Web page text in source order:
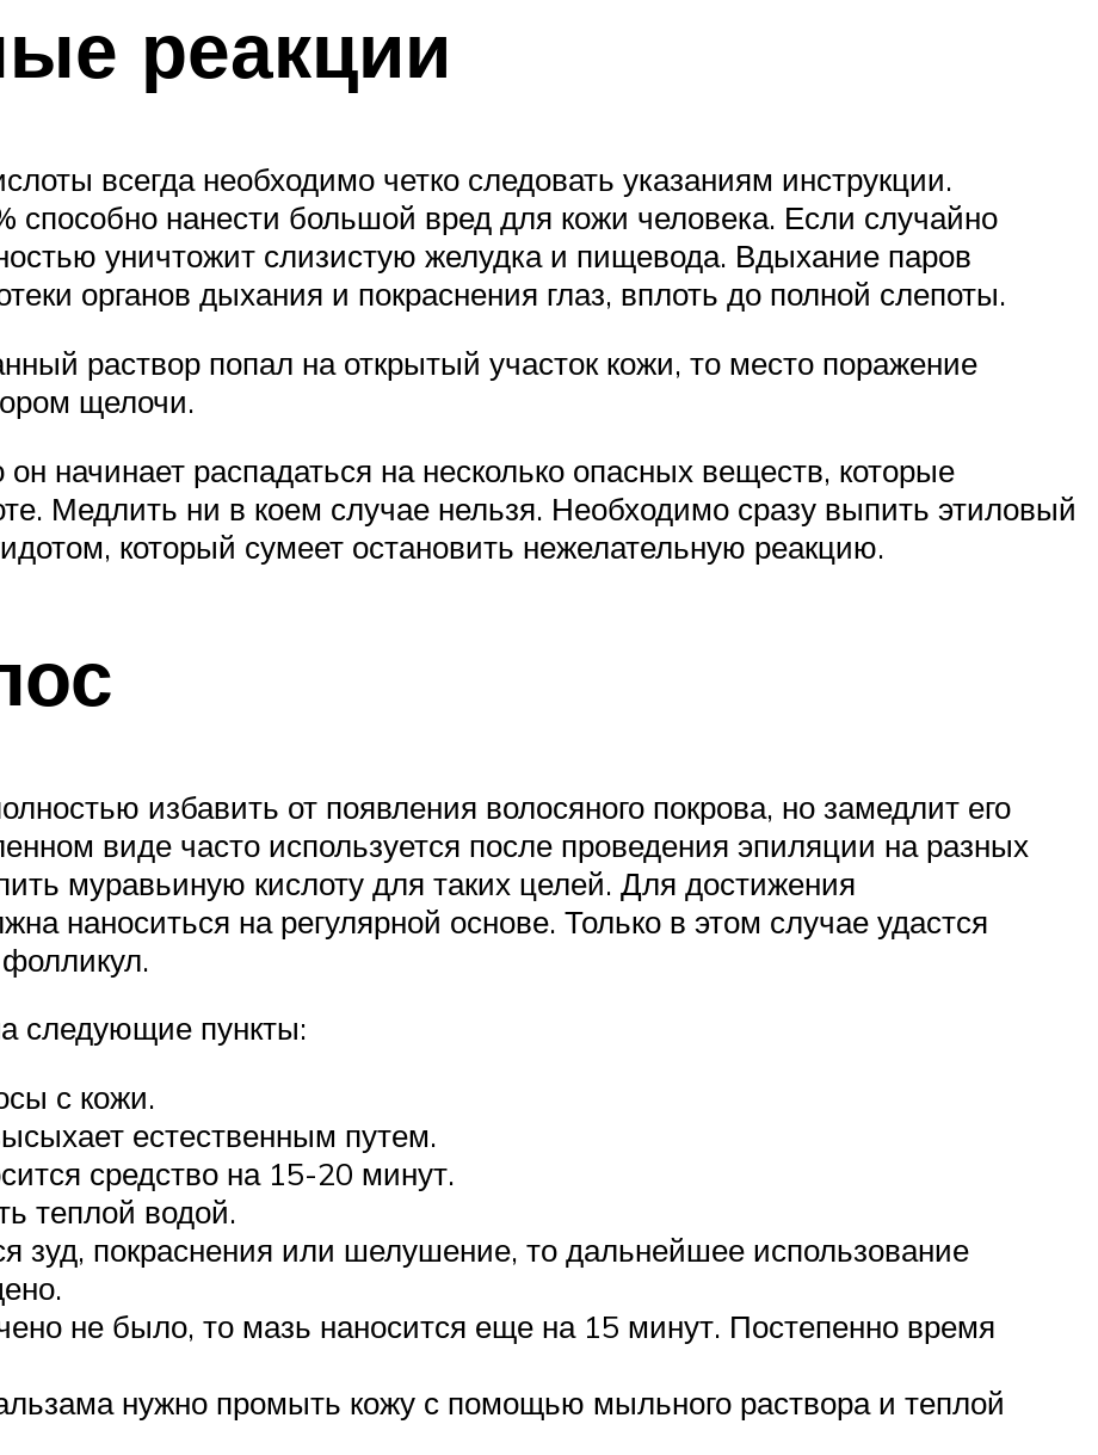
реакции
всегда необходимо четко следовать указаниям инструкции.
способно нанести большой вред для кожи человека. Если случайно
уничтожит слизистую желудка и пищевода. Вдыхание паров
органов дыхания и покраснения глаз, вплоть до полной слепоты.
раствор попал на открытый участок кожи, то место поражение
щелочи.
начинает распадаться на несколько опасных веществ, которые
Медлить ни в коем случае нельзя. Необходимо сразу выпить этиловый
который сумеет остановить нежелательную реакцию.
избавить от появления волосяного покрова, но замедлит его
виде часто используется после проведения эпиляции на разных
муравьиную кислоту для таких целей. Для достижения
наноситься на регулярной основе. Только в этом случае удастся
следующие пункты:
с кожи.
естественным путем.
средство на 15-20 минут.
теплой водой.
зуд, покраснения или шелушение, то дальнейшее использование
не было, то мазь наносится еще на 15 минут. Постепенно время
нужно промыть кожу с помощью мыльного раствора и теплой